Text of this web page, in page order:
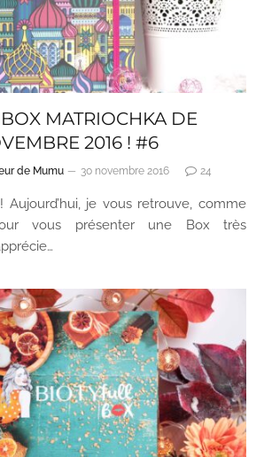
MATRIOCHKA DE
2016 ! #6
de Mumu 30 novembre 2016 24
Aujourd’hui, je vous retrouve, comme
vous présenter une Box très